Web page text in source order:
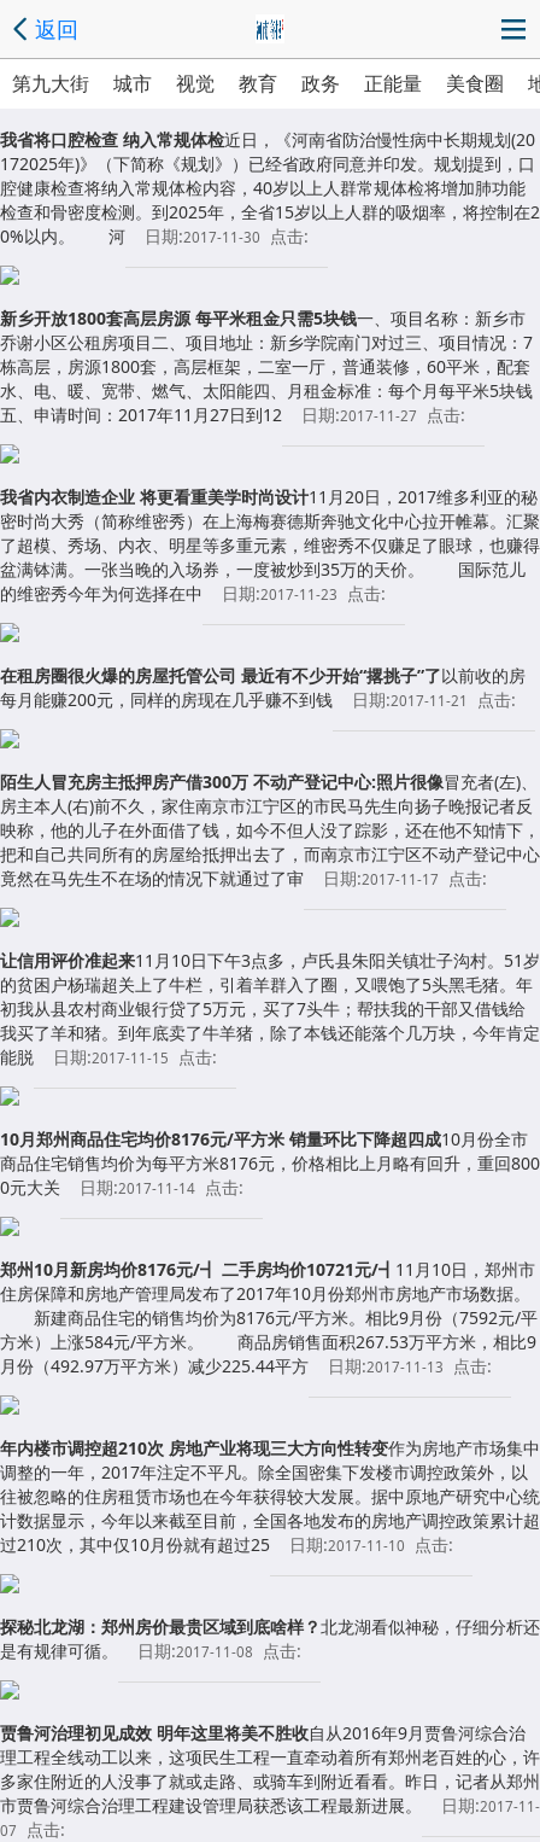
返回
第九大街 城市 视觉 教育 政务 正能量 美食圈
我省将口腔检查 纳入常规体检近日，《河南省防治慢性病中长期规划(20
172025年)》（下简称《规划》）已经省政府同意并印发。规划提到，口
腔健康检查将纳入常规体检内容，40岁以上人群常规体检将增加肺功能
检查和骨密度检测。到2025年，全省15岁以上人群的吸烟率，将控制在2
0%以内。 河
日期:2017-11-30 点击:
新乡开放1800套高层房源 每平米租金只需5块钱一、项目名称：新乡市
乔谢小区公租房项目二、项目地址：新乡学院南门对过三、项目情况：7
栋高层，房源1800套，高层框架，二室一厅，普通装修，60平米，配套
水、电、暖、宽带、燃气、太阳能四、月租金标准：每个月每平米5块钱
五、申请时间：2017年11月27日到12
日期:2017-11-27 点击:
我省内衣制造企业 将更看重美学时尚设计11月20日，2017维多利亚的秘
密时尚大秀（简称维密秀）在上海梅赛德斯奔驰文化中心拉开帷幕。汇聚
了超模、秀场、内衣、明星等多重元素，维密秀不仅赚足了眼球，也赚得
盆满钵满。一张当晚的入场券，一度被炒到35万的天价。 国际范儿
的维密秀今年为何选择在中
日期:2017-11-23 点击:
在租房圈很火爆的房屋托管公司 最近有不少开始“撂挑子”了以前收的房
每月能赚200元，同样的房现在几乎赚不到钱
日期:2017-11-21 点击:
陌生人冒充房主抵押房产借300万 不动产登记中心:照片很像冒充者(左)、
房主本人(右)前不久，家住南京市江宁区的市民马先生向扬子晚报记者反
映称，他的儿子在外面借了钱，如今不但人没了踪影，还在他不知情下，
把和自己共同所有的房屋给抵押出去了，而南京市江宁区不动产登记中心
竟然在马先生不在场的情况下就通过了审
日期:2017-11-17 点击:
让信用评价准起来11月10日下午3点多，卢氏县朱阳关镇壮子沟村。51岁
的贫困户杨瑞超关上了牛栏，引着羊群入了圈，又喂饱了5头黑毛猪。年
初我从县农村商业银行贷了5万元，买了7头牛；帮扶我的干部又借钱给
我买了羊和猪。到年底卖了牛羊猪，除了本钱还能落个几万块，今年肯定
能脱
日期:2017-11-15 点击:
10月郑州商品住宅均价8176元/平方米 销量环比下降超四成10月份全市
商品住宅销售均价为每平方米8176元，价格相比上月略有回升，重回800
0元大关
日期:2017-11-14 点击:
郑州10月新房均价8176元/┫ 二手房均价10721元/┫ 11月10日，郑州市
住房保障和房地产管理局发布了2017年10月份郑州市房地产市场数据。
新建商品住宅的销售均价为8176元/平方米。相比9月份（7592元/平
方米）上涨584元/平方米。 商品房销售面积267.53万平方米，相比9
月份（492.97万平方米）减少225.44平方
日期:2017-11-13 点击:
年内楼市调控超210次 房地产业将现三大方向性转变作为房地产市场集中
调整的一年，2017年注定不平凡。除全国密集下发楼市调控政策外，以
往被忽略的住房租赁市场也在今年获得较大发展。据中原地产研究中心统
计数据显示，今年以来截至目前，全国各地发布的房地产调控政策累计超
过210次，其中仅10月份就有超过25
日期:2017-11-10 点击:
探秘北龙湖：郑州房价最贵区域到底啥样？北龙湖看似神秘，仔细分析还
是有规律可循。
日期:2017-11-08 点击:
贾鲁河治理初见成效 明年这里将美不胜收自从2016年9月贾鲁河综合治
理工程全线动工以来，这项民生工程一直牵动着所有郑州老百姓的心，许
多家住附近的人没事了就或走路、或骑车到附近看看。昨日，记者从郑州
市贾鲁河综合治理工程建设管理局获悉该工程最新进展。
日期:2017-11-
07
点击: